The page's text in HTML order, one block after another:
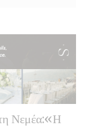
Νεμέα:«Η